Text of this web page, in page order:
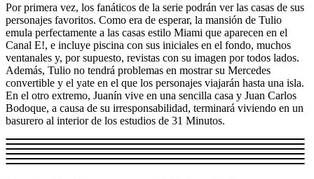
Por primera vez, los fanáticos de la serie podrán ver las casas de sus
personajes favoritos. Como era de esperar, la mansión de Tulio
emula perfectamente a las casas estilo Miami que aparecen en el
Canal E!, e incluye piscina con sus iniciales en el fondo, muchos
ventanales y, por supuesto, revistas con su imagen por todos lados.
Además, Tulio no tendrá problemas en mostrar su Mercedes
convertible y el yate en el que los personajes viajarán hasta una isla.
En el otro extremo, Juanín vive en una sencilla casa y Juan Carlos
Bodoque, a causa de su irresponsabilidad, terminará viviendo en un
basurero al interior de los estudios de 31 Minutos.